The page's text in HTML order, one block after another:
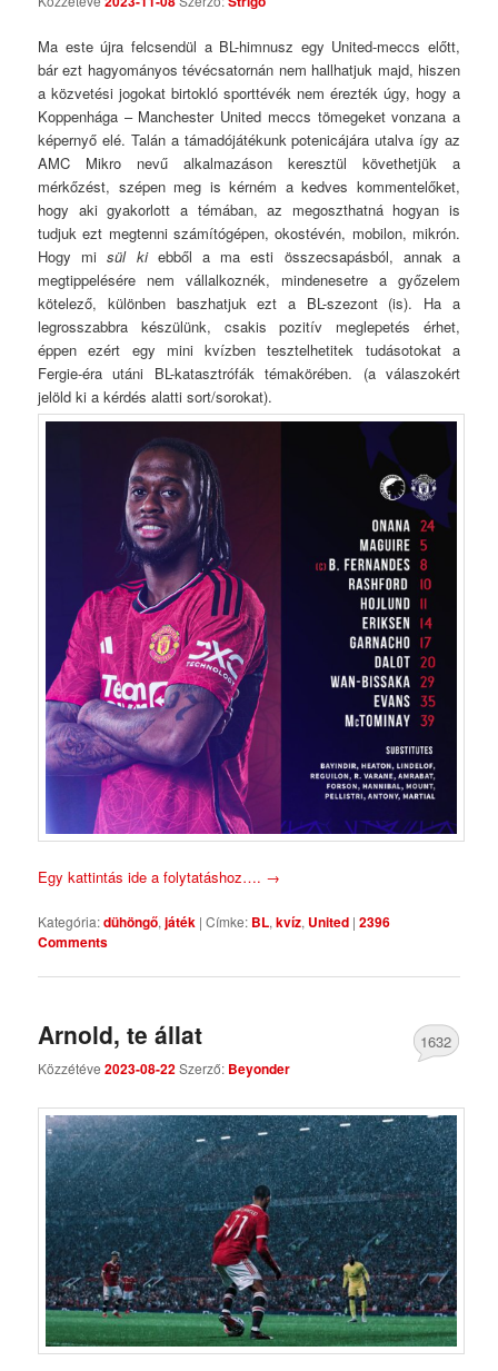
Ma este újra felcsendül a BL-himnusz egy United-meccs előtt,
bár ezt hagyományos tévécsatornán nem hallhatjuk majd, hiszen
a közvetési jogokat birtokló sporttévék nem érezték úgy, hogy a
Koppenhága – Manchester United meccs tömegeket vonzana a
képernyő elé. Talán a támadójátékunk potenicájára utalva így az
AMC Mikro nevű alkalmazáson keresztül követhetjük a
mérkőzést, szépen meg is kérném a kedves kommentelőket,
hogy aki gyakorlott a témában, az megoszthatná hogyan is
tudjuk ezt megtenni számítógépen, okostévén, mobilon, mikrón.
Hogy misül kiebből a ma esti összecsapásból, annak a
megtippelésére nem vállalkoznék, mindenesetre a győzelem
kötelező, különben baszhatjuk ezt a BL-szezont (is). Ha a
legrosszabbra készülünk, csakis pozitív meglepetés érhet,
éppen ezért egy mini kvízben tesztelhetitek tudásotokat a
Fergie-éra utáni BL-katasztrófák témakörében. (a válaszokért
jelöld ki a kérdés alatti sort/sorokat).
Egy kattintás ide a folytatáshoz…. →
Kategória:dühöngő,játék |Címke: BL,kvíz, United |2396
Comments
Arnold, te állat
Közzétéve2023-08-22Szerző: Beyonder
1632